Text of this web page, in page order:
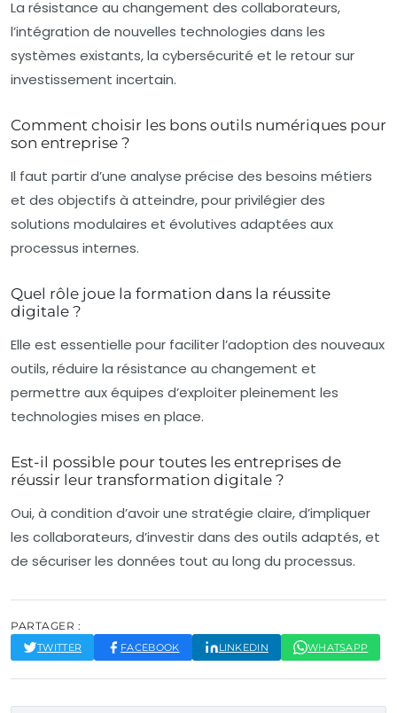
La résistance au changement des collaborateurs,
l’intégration de nouvelles technologies dans les
systèmes existants, la cybersécurité et le retour sur
investissement incertain.
Comment choisir les bons outils numériques pour
son entreprise ?
Il faut partir d’une analyse précise des besoins métiers
et des objectifs à atteindre, pour privilégier des
solutions modulaires et évolutives adaptées aux
processus internes.
Quel rôle joue la formation dans la réussite
digitale ?
Elle est essentielle pour faciliter l’adoption des nouveaux
outils, réduire la résistance au changement et
permettre aux équipes d’exploiter pleinement les
technologies mises en place.
Est-il possible pour toutes les entreprises de
réussir leur transformation digitale ?
Oui, à condition d’avoir une stratégie claire, d’impliquer
les collaborateurs, d’investir dans des outils adaptés, et
de sécuriser les données tout au long du processus.
PARTAGER :
TWITTER FACEBOOK LINKEDIN WHATSAPP